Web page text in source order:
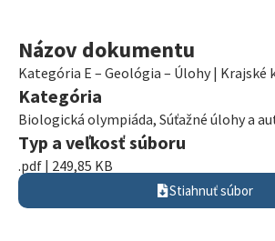
Názov dokumentu
Kategória E – Geológia – Úlohy | Krajské
Kategória
Biologická olympiáda, Súťažné úlohy a
Typ a veľkosť súboru
.pdf | 249,85 KB
Stiahnuť súbor